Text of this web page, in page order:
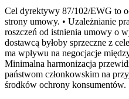
Cel dyrektywy 87/102/EWG to
strony umowy. • Uzależnianie
roszczeń od istnienia umowy o
dostawcą byłoby sprzeczne z
ma wpływu na negocjacje
Minimalna harmonizacja
państwom członkowskim na
środków ochrony konsumentów.